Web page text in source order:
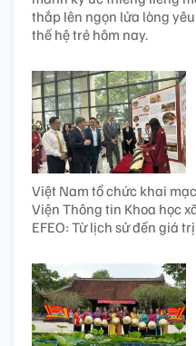
thắp lên ngọn lửa lòng
thế hệ trẻ hôm nay.
Việt Nam tổ chức khai
Viện Thông tin Khoa học
EFEO: Từ lịch sử đến giá